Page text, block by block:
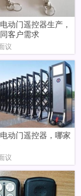
动门遥控器生产，
客户需求
议
动门遥控器，哪家
议